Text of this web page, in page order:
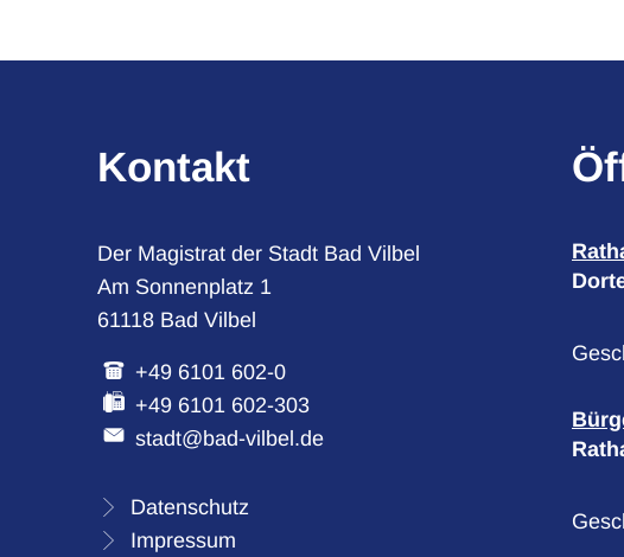
Kontakt
Der Magistrat der Stadt Bad Vilbel
Am Sonnenplatz 1
61118 Bad Vilbel
+49 6101 602-0
+49 6101 602-303
stadt@bad-vilbel.de
Datenschutz
Impressum